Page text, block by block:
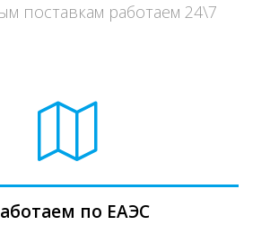
поставкам работаем 24\7
по ЕАЭС